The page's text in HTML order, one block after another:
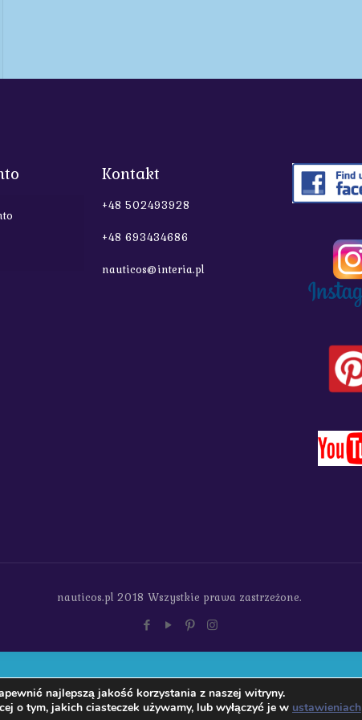
Kontakt
+48 502493928
+48 693434686
nauticos@interia.pl
nauticos.pl 2018 Wszystkie prawa zastrzeżone.
najlepszą jakość korzystania z naszej witryny.
o tym, jakich ciasteczek używamy, lub wyłączyć je w ustawieniach